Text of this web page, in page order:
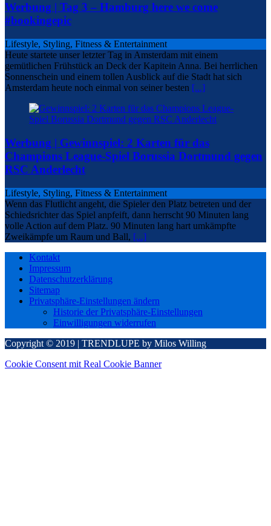
Werbung | Tag 3 – Hamburg here we come
#bookingepic
Lifestyle, Styling, Fitness & Entertainment
Heute startete unser letzter Tag in Amsterdam mit einem
gemütlichen Frühstück an Deck der Kapitein Anna. Bei herrlichen
Sonnenschein und einem tollen Ausblick auf die Stadt hat sich
Amsterdam heute noch einmal von seiner besten [...]
Werbung | Gewinnspiel: 2 Karten für das
Champions League-Spiel Borussia Dortmund gegen
RSC Anderlecht
Lifestyle, Styling, Fitness & Entertainment
Wenn das Flutlicht angeht, die Spieler den Platz betreten und der
Schiedsrichter das Spiel anpfeift, dann herrscht 90 Minuten lang
volle Action auf dem Platz. 90 Minuten lang hart umkämpfte
Zweikämpfe um Raum und Ball, [...]
Kontakt
Impressum
Datenschutzerklärung
Sitemap
Privatsphäre-Einstellungen ändern
Historie der Privatsphäre-Einstellungen
Einwilligungen widerrufen
Copyright © 2019 | TRENDLUPE by Milos Willing
Cookie Consent mit Real Cookie Banner